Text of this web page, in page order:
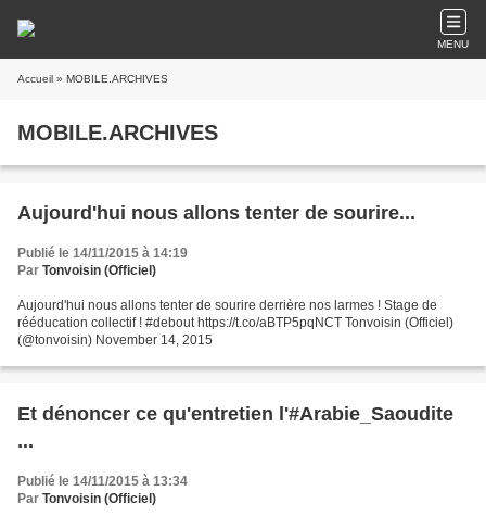
MENU
Accueil » MOBILE.ARCHIVES
MOBILE.ARCHIVES
Aujourd'hui nous allons tenter de sourire...
Publié le 14/11/2015 à 14:19
Par Tonvoisin (Officiel)
Aujourd'hui nous allons tenter de sourire derrière nos larmes ! Stage de
rééducation collectif ! #debout https://t.co/aBTP5pqNCT Tonvoisin (Officiel)
(@tonvoisin) November 14, 2015
Et dénoncer ce qu'entretien l'#Arabie_Saoudite
...
Publié le 14/11/2015 à 13:34
Par Tonvoisin (Officiel)